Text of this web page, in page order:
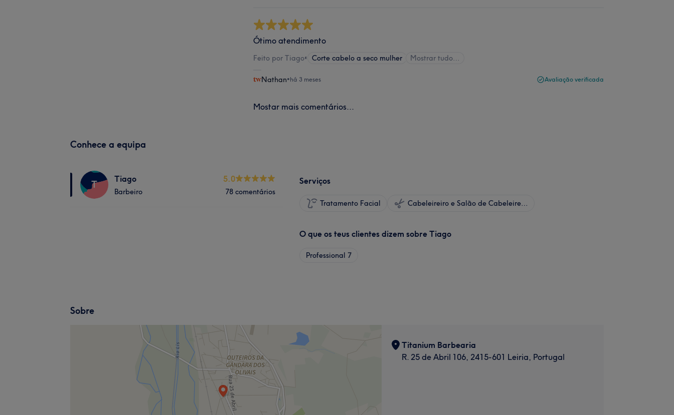
Ótimo atendimento
Feito por Tiago• Corte cabelo a seco mulher Mostrar tudo…
Nathan•há 3 meses Avaliação verificada
Mostar mais comentários...
Conhece a equipa
T Tiago
Barbeiro
5.0
78 comentários
Serviços
Tratamento Facial Cabeleireiro e Salão de Cabeleireiro
O que os teus clientes dizem sobre Tiago
Professional 7
Sobre
Titanium Barbearia
R. 25 de Abril 106, 2415-601 Leiria, Portugal